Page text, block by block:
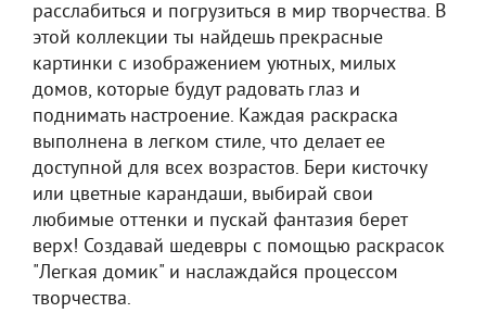
расслабиться и погрузиться в мир творчества. В
этой коллекции ты найдешь прекрасные
картинки с изображением уютных, милых
домов, которые будут радовать глаз и
поднимать настроение. Каждая раскраска
выполнена в легком стиле, что делает ее
доступной для всех возрастов. Бери кисточку
или цветные карандаши, выбирай свои
любимые оттенки и пускай фантазия берет
верх! Создавай шедевры с помощью раскрасок
"Легкая домик" и наслаждайся процессом
творчества.